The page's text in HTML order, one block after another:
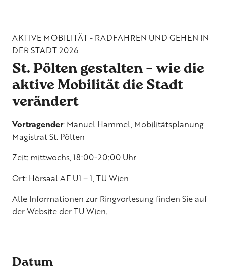
AKTIVE MOBILITÄT - RADFAHREN UND GEHEN IN
DER STADT 2026
St. Pölten gestalten – wie die
aktive Mobilität die Stadt
verändert
Vortragender: Manuel Hammel, Mobilitätsplanung
Magistrat St. Pölten
Zeit: mittwochs, 18:00-20:00 Uhr
Ort: Hörsaal AE U1 – 1, TU Wien
Alle Informationen zur Ringvorlesung finden Sie auf
derWebsite der TU Wien.
Datum